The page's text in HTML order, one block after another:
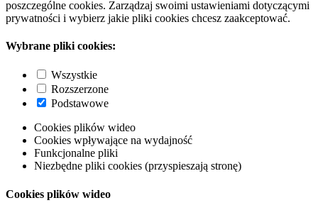
poszczególne cookies. Zarządzaj swoimi ustawieniami dotyczącymi
prywatności i wybierz jakie pliki cookies chcesz zaakceptować.
Wybrane pliki cookies:
Wszystkie
Rozszerzone
Podstawowe
Cookies plików wideo
Cookies wpływające na wydajność
Funkcjonalne pliki
Niezbędne pliki cookies (przyspieszają stronę)
Cookies plików wideo